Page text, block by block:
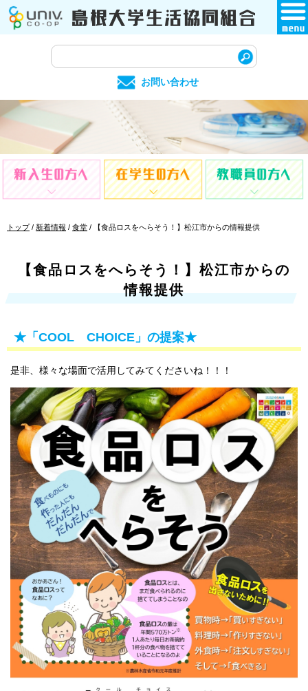
このページの本文へ
サ
索
お問い合わせ
現
トップ/ 新着情報 / 食堂 / 【食品ロスをへらそう！】松江市からの情報提供
【食品ロスをへらそう！】松江市からの
情報提供
★「COOL CHOICE」の提案★
是非、様々な場面で活用してみてくださいね！！！